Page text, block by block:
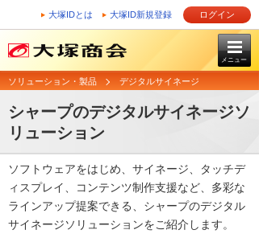
大塚IDとは 大塚ID新規登録 ログイン
メニュー
ソリューション・製品 デジタルサイネージ
シャープのデジタルサイネージソ
リューション
ソフトウェアをはじめ、サイネージ、タッチデ
ィスプレイ、コンテンツ制作支援など、多彩な
ラインアップ提案できる、シャープのデジタル
サイネージソリューションをご紹介します。